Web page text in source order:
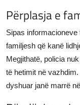
Përplasja e
Sipas
familjesh që kanë
Megjithatë, policia
të hetimit në
dyshuar janë marrë